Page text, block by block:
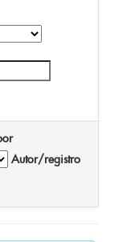
Autor/registro